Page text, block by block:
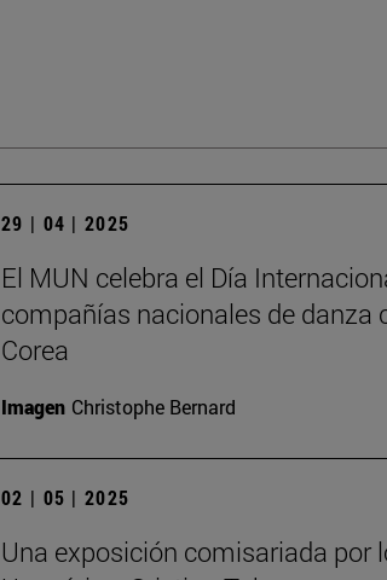
29 | 04 | 2025
El MUN celebra el Día
compañías nacionales de danza
Corea
Imagen Christophe Bernard
02 | 05 | 2025
Una exposición comisariada por